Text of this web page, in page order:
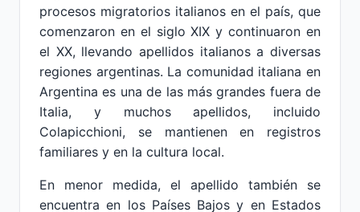
procesos migratorios italianos en el país, que
comenzaron en el siglo XIX y continuaron en
el XX, llevando apellidos italianos a diversas
regiones argentinas. La comunidad italiana en
Argentina es una de las más grandes fuera de
Italia, y muchos apellidos, incluido
Colapicchioni, se mantienen en registros
familiares y en la cultura local.
En menor medida, el apellido también se
encuentra en los Países Bajos y en Estados